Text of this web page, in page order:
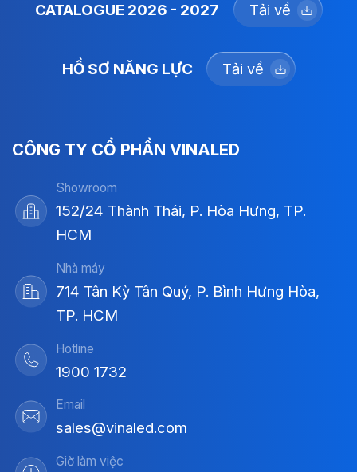
CATALOGUE 2026 - 2027 Tải về
HỒ SƠ NĂNG LỰC Tải về
CÔNG TY CỔ PHẦN VINALED
Showroom
152/24 Thành Thái, P. Hòa Hưng, TP.
HCM
Nhà máy
714 Tân Kỳ Tân Quý, P. Bình Hưng Hòa,
TP. HCM
Hotline
1900 1732
Email
sales@vinaled.com
Giờ làm việc